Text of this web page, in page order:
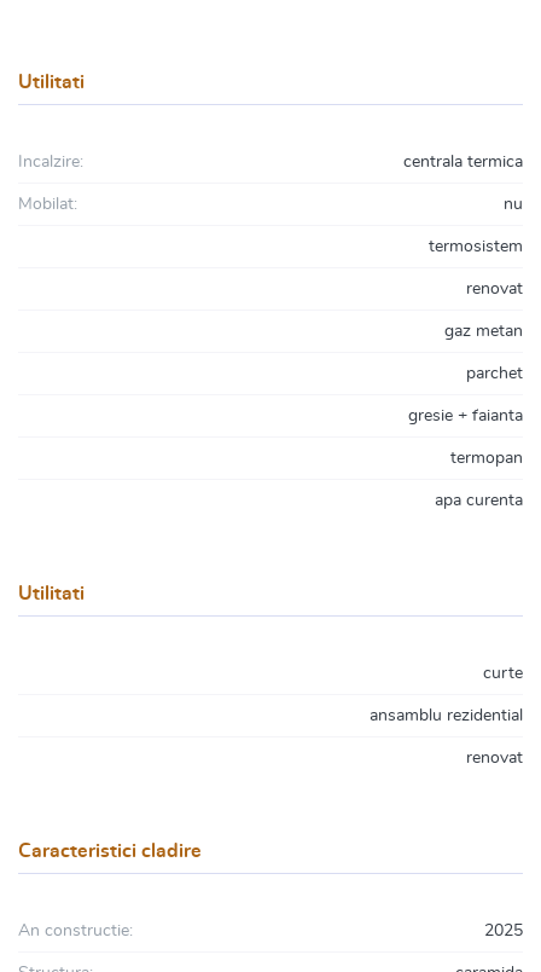
Utilitati
Incalzire: centrala termica
Mobilat: nu
termosistem
renovat
gaz metan
parchet
gresie + faianta
termopan
apa curenta
Utilitati
curte
ansamblu rezidential
renovat
Caracteristici cladire
An constructie: 2025